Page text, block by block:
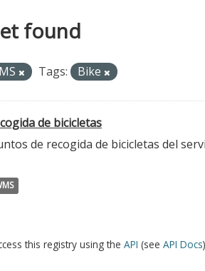
found
Tags: Bike
de bicicletas
de recogida de bicicletas del
this registry using the API (see API Docs